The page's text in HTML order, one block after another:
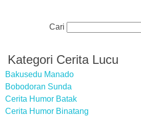
Cari
Kategori Cerita Lucu
Bakusedu Manado
Bobodoran Sunda
Cerita Humor Batak
Cerita Humor Binatang